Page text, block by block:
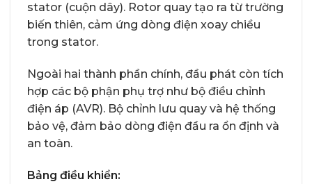
stator (cuộn dây). Rotor quay tạo ra từ trường
biến thiên, cảm ứng dòng điện xoay chiều
trong stator.
Ngoài hai thành phần chính, đầu phát còn tích
hợp các bộ phận phụ trợ như bộ điều chỉnh
điện áp (AVR). Bộ chỉnh lưu quay và hệ thống
bảo vệ, đảm bảo dòng điện đầu ra ổn định và
an toàn.
Bảng điều khiển: